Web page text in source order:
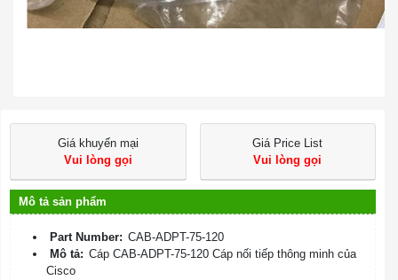
Giá khuyến mại
Vui lòng gọi
Giá Price List
Vui lòng gọi
Mô tả sản phẩm
Part Number: CAB-ADPT-75-120
Mô tả: Cáp CAB-ADPT-75-120 Cáp nối tiếp thông minh của
Cisco